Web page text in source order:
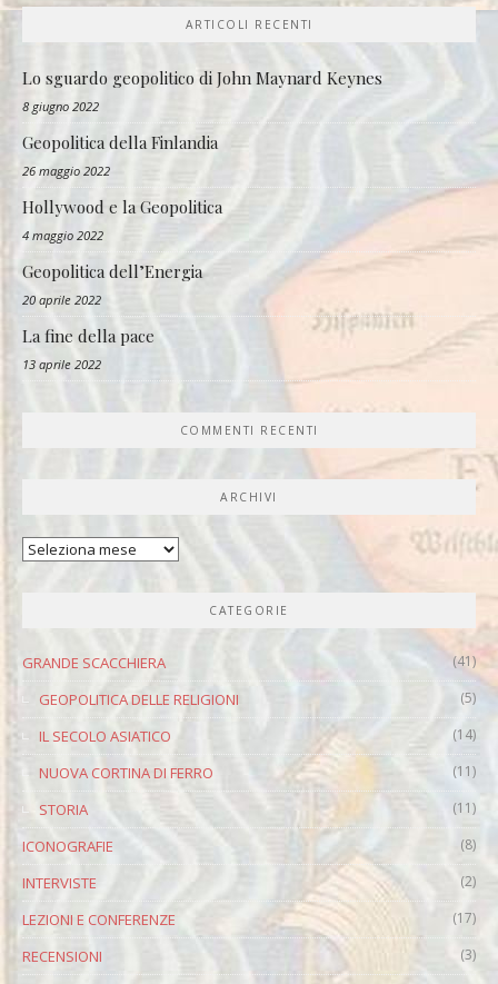
ARTICOLI RECENTI
Lo sguardo geopolitico di John Maynard Keynes
8 giugno 2022
Geopolitica della Finlandia
26 maggio 2022
Hollywood e la Geopolitica
4 maggio 2022
Geopolitica dell’Energia
20 aprile 2022
La fine della pace
13 aprile 2022
COMMENTI RECENTI
ARCHIVI
Archivi
CATEGORIE
GRANDE SCACCHIERA (41)
GEOPOLITICA DELLE RELIGIONI (5)
IL SECOLO ASIATICO (14)
NUOVA CORTINA DI FERRO (11)
STORIA (11)
ICONOGRAFIE (8)
INTERVISTE (2)
LEZIONI E CONFERENZE (17)
RECENSIONI (3)